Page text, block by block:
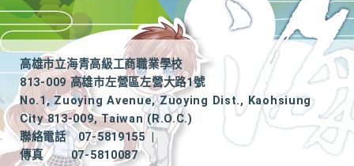
高雄市立海青高級工商職業學校
813-009 高雄市左營區左營大路1號
No.1, Zuoying Avenue, Zuoying Dist., Kaohsiung
City 813-009, Taiwan (R.O.C.)
聯絡電話
07-5819155
|
傳真
07-5810087